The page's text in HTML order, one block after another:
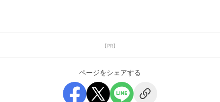
【PR】
ページをシェアする